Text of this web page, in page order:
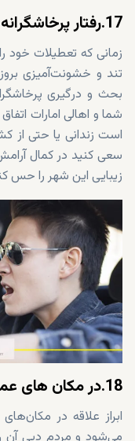
17.رفتار پرخاشگرانه از خودتان در دبی نشان ندهید
زمانی که تعطیلات خود
تند و خشونت‌آمیزی
بحث و درگیری
شما و اهالی امارات
است زندانی یا حتی از
سعی کنید در کمال
زیبایی این شهر را حس
18.در مکان های عمومی ابراز علاقه نکنید
ابراز علاقه در